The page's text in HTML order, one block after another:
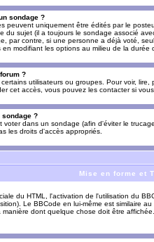
sondage ?
peuvent uniquement être édités par le
du sujet (il a toujours le sondage associé
par contre, si une personne a déjà voté,
modifiant les options au milieu de la durée
?
utilisateurs ou groupes. Pour voir,
cet accès, vous pouvez les contacter si vous
sondage ?
voter dans un sondage (afin d'éviter le
les droits d'accès appropriés.
Mise en forme et
du HTML, l'activation de l'utilisation du
Le BBCode en lui-même est similaire
dont quelque chose doit être